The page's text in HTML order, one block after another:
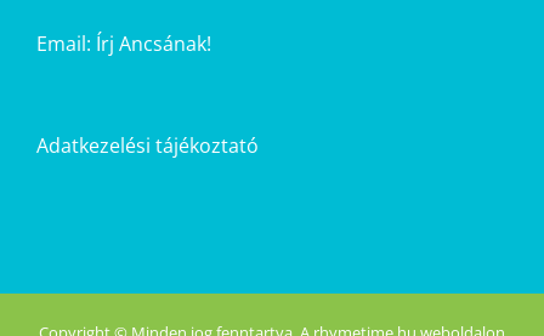
Email: Írj Ancsának!
Adatkezelési tájékoztató